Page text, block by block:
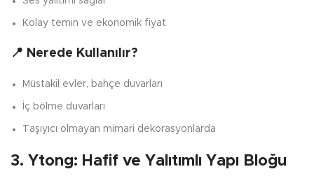
Kolay temin ve ekonomik fiyat
📍 Nerede Kullanılır?
Müstakil evler, bahçe duvarları
İç bölme duvarları
Taşıyıcı olmayan mimari dekorasyonlarda
3. Ytong: Hafif ve Yalıtımlı Yapı Bloğu